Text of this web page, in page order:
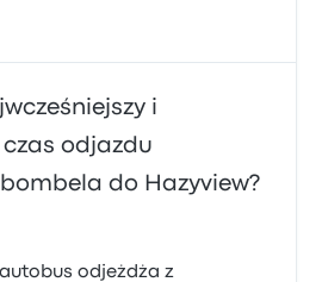
i
odjazdu
do Hazyview?
odjeżdża z